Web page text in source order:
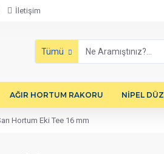
İletişim
Tümü
AĞIR HORTUM RAKORU NİPEL DÜZ
Hortum Eki Tee 16 mm